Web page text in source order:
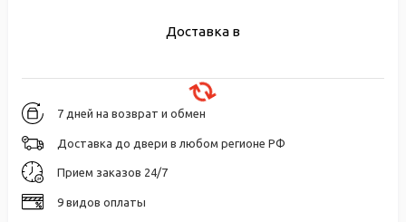
Доставка в
7 дней на возврат и обмен
Доставка до двери в любом регионе РФ
Прием заказов 24/7
9 видов оплаты